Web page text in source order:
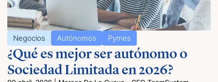
Negocios Autónomos Pymes
¿Qué es mejor ser autónomo o
Sociedad Limitada en 2026?